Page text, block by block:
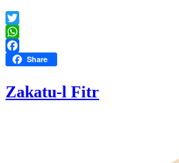
Twitter
WhatsApp
Facebook
Share
Zakatu-l Fitr